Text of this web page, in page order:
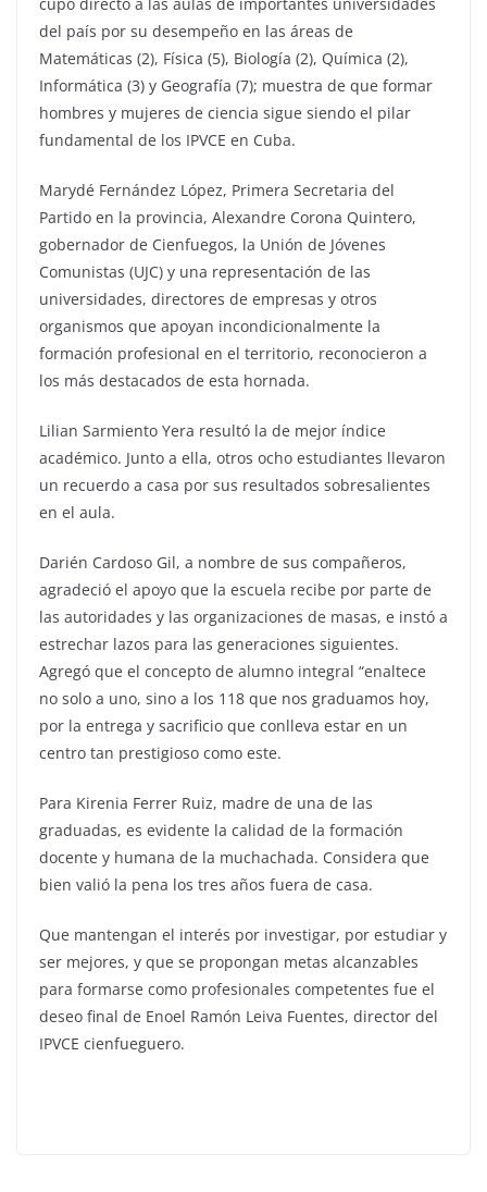
del país por su desempeño en las áreas de
Matemáticas (2), Física (5), Biología (2), Química (2),
Informática (3) y Geografía (7); muestra de que formar
hombres y mujeres de ciencia sigue siendo el pilar
fundamental de los IPVCE en Cuba.
Marydé Fernández López, Primera Secretaria del
Partido en la provincia, Alexandre Corona Quintero,
gobernador de Cienfuegos, la Unión de Jóvenes
Comunistas (UJC) y una representación de las
universidades, directores de empresas y otros
organismos que apoyan incondicionalmente la
formación profesional en el territorio, reconocieron a
los más destacados de esta hornada.
Lilian Sarmiento Yera resultó la de mejor índice
académico. Junto a ella, otros ocho estudiantes llevaron
un recuerdo a casa por sus resultados sobresalientes
en el aula.
Darién Cardoso Gil, a nombre de sus compañeros,
agradeció el apoyo que la escuela recibe por parte de
las autoridades y las organizaciones de masas, e instó a
estrechar lazos para las generaciones siguientes.
Agregó que el concepto de alumno integral “enaltece
no solo a uno, sino a los 118 que nos graduamos hoy,
por la entrega y sacrificio que conlleva estar en un
centro tan prestigioso como este.
Para Kirenia Ferrer Ruiz, madre de una de las
graduadas, es evidente la calidad de la formación
docente y humana de la muchachada. Considera que
bien valió la pena los tres años fuera de casa.
Que mantengan el interés por investigar, por estudiar y
ser mejores, y que se propongan metas alcanzables
para formarse como profesionales competentes fue el
deseo final de Enoel Ramón Leiva Fuentes, director del
IPVCE cienfueguero.